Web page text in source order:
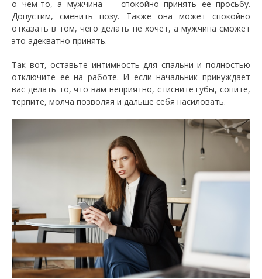
о чем-то, а мужчина — спокойно принять ее просьбу.
Допустим, сменить позу. Также она может спокойно
отказать в том, чего делать не хочет, а мужчина сможет
это адекватно принять.
Так вот, оставьте интимность для спальни и полностью
отключите ее на работе. И если начальник принуждает
вас делать то, что вам неприятно, стисните губы, сопите,
терпите, молча позволяя и дальше себя насиловать.